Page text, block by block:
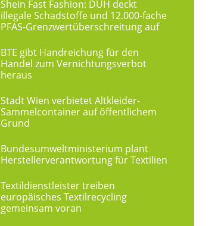
Shein Fast Fashion: DUH deckt
illegale Schadstoffe und 12.000-fache
PFAS-Grenzwertüberschreitung auf
BTE gibt Handreichung für den
Handel zum Vernichtungsverbot
heraus
Stadt Wien verbietet Altkleider-
Sammelcontainer auf öffentlichem
Grund
Bundesumweltministerium plant
Herstellerverantwortung für Textilien
Textildienstleister treiben
europäisches Textilrecycling
gemeinsam voran